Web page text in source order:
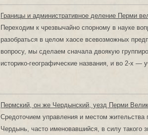
Границы и административное деление Перми
Переходим к чрезвычайно спорному в науке
разобраться в целом хаосе всевозможных
вопросу, мы сделаем сначала двоякую
историко-географические названия, и во 2-х —
Пермский, он же Чердынский, уезд Перми
Средоточием управления и местом
Чердынь, часто именовавшийся, в силу